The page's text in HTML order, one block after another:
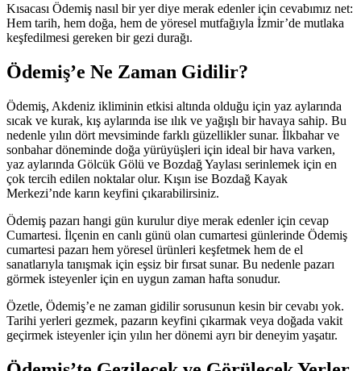
Kısacası Ödemiş nasıl bir yer diye merak edenler için cevabımız net:
Hem tarih, hem doğa, hem de yöresel mutfağıyla İzmir’de mutlaka
keşfedilmesi gereken bir gezi durağı.
Ödemiş’e Ne Zaman Gidilir?
Ödemiş, Akdeniz ikliminin etkisi altında olduğu için yaz aylarında
sıcak ve kurak, kış aylarında ise ılık ve yağışlı bir havaya sahip. Bu
nedenle yılın dört mevsiminde farklı güzellikler sunar. İlkbahar ve
sonbahar döneminde doğa yürüyüşleri için ideal bir hava varken,
yaz aylarında Gölcük Gölü ve Bozdağ Yaylası serinlemek için en
çok tercih edilen noktalar olur. Kışın ise Bozdağ Kayak
Merkezi’nde karın keyfini çıkarabilirsiniz.
Ödemiş pazarı hangi gün kurulur diye merak edenler için cevap
Cumartesi. İlçenin en canlı günü olan cumartesi günlerinde Ödemiş
cumartesi pazarı hem yöresel ürünleri keşfetmek hem de el
sanatlarıyla tanışmak için eşsiz bir fırsat sunar. Bu nedenle pazarı
görmek isteyenler için en uygun zaman hafta sonudur.
Özetle, Ödemiş’e ne zaman gidilir sorusunun kesin bir cevabı yok.
Tarihi yerleri gezmek, pazarın keyfini çıkarmak veya doğada vakit
geçirmek isteyenler için yılın her dönemi ayrı bir deneyim yaşatır.